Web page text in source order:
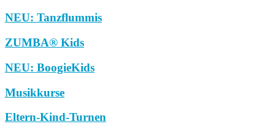
NEU: Tanzflummis
ZUMBA® Kids
NEU: BoogieKids
Musikkurse
Eltern-Kind-Turnen